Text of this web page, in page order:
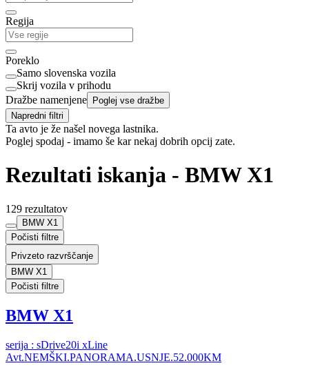
Regija
Poreklo
Samo slovenska vozila
Skrij vozila v prihodu
Dražbe namenjene Poglej vse dražbe
Napredni filtri
Ta avto je že našel novega lastnika.
Poglej spodaj - imamo še kar nekaj dobrih opcij zate.
Rezultati iskanja - BMW X1
129 rezultatov
BMW X1
Počisti filtre
Privzeto razvrščanje
BMW X1
Počisti filtre
BMW X1
serija : sDrive20i xLine
Avt.NEMŠKI.PANORAMA.USNJE.52.000KM